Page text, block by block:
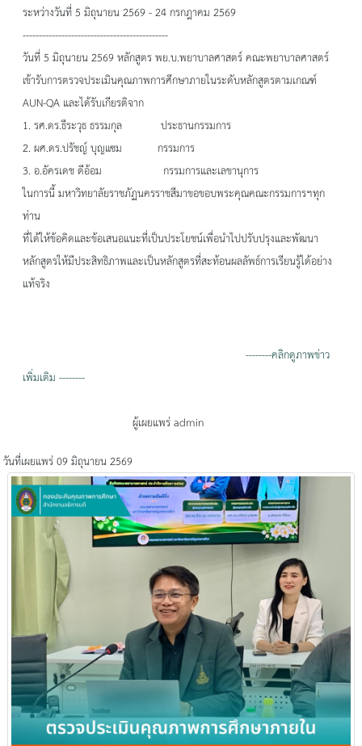
ระหว่างวันที่ 5 มิถุนายน 2569 - 24 กรกฎาคม 2569
---------------------------------------------
วันที่ 5 มิถุนายน 2569 หลักสูตร พย.บ.พยาบาลศาสตร์ คณะพยาบาลศาสตร์
เข้ารับการตรวจประเมินคุณภาพการศึกษาภายในระดับหลักสูตรตามเกณฑ์
AUN-QA และได้รับเกียรติจาก
1. รศ.ดร.ธีระวุธ ธรรมกุล ประธานกรรมการ
2. ผศ.ดร.ปรัชญ์ บุญแซม กรรมการ
3. อ.อัครเดช ดีอ้อม กรรมการและเลขานุการ
ในการนี้ มหาวิทยาลัยราชภัฏนครราชสีมาขอขอบพระคุณคณะกรรมการฯทุก
ท่าน
ที่ได้ให้ข้อคิดและข้อเสนอแนะที่เป็นประโยชน์เพื่อนำไปปรับปรุงและพัฒนา
หลักสูตรให้มีประสิทธิภาพและเป็นหลักสูตรที่สะท้อนผลลัพธ์การเรียนรู้ได้อย่าง
แท้จริง
--------คลิกดูภาพข่าว
เพิ่มเติม --------
วันที่เผยแพร่ 09 มิถุนายน 2569
ผู้เผยแพร่ admin